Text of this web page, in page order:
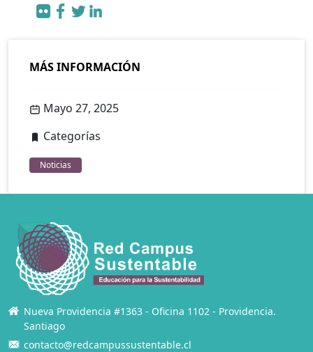
MÁS INFORMACIÓN
Mayo 27, 2025
Categorías
Noticias
Nueva Providencia #1363 - Oficina 1102 - Providencia.
Santiago
contacto@redcampussustentable.cl